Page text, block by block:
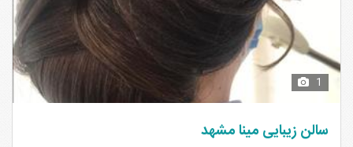
1
سالن زیبایی مینا مشهد